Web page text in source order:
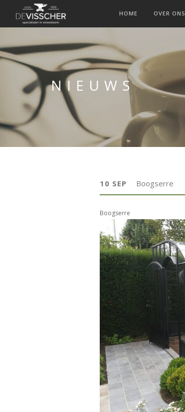
HOME OVER ONS
NIEUWS
10 SEP Boogserre
Boogserre